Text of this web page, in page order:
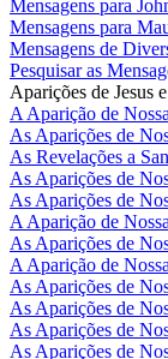
Mensagens para
Mensagens para
Mensagens de
Pesquisar as
Aparições de Jesus
A Aparição de
As Aparições de
As Revelações a
As Aparições de
As Aparições de
A Aparição de
As Aparições de
A Aparição de
As Aparições de
As Aparições de
As Aparições de
As Aparições de